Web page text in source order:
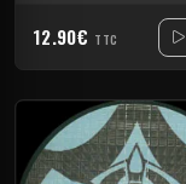
12.90€ TTC